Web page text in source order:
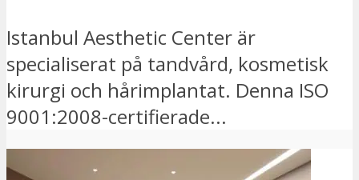
Istanbul Aesthetic Center är
specialiserat på tandvård, kosmetisk
kirurgi och hårimplantat. Denna ISO
9001:2008-certifierade...